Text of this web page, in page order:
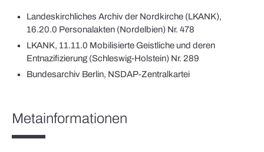
Landeskirchliches Archiv der Nordkirche (LKANK),
16.20.0 Personalakten (Nordelbien) Nr. 478
LKANK, 11.11.0 Mobilisierte Geistliche und deren
Entnazifizierung (Schleswig-Holstein) Nr. 289
Bundesarchiv Berlin, NSDAP-Zentralkartei
Metainformationen